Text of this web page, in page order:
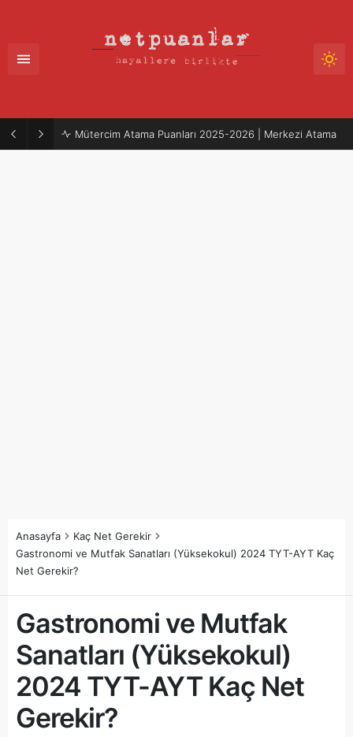
Mütercim Atama Puanları 2025-2026 | Merkezi Atama
Anasayfa
Kaç Net Gerekir
Gastronomi ve Mutfak Sanatları (Yüksekokul) 2024 TYT-AYT Kaç
Net Gerekir?
Gastronomi ve Mutfak
Sanatları (Yüksekokul)
2024 TYT-AYT Kaç Net
Gerekir?